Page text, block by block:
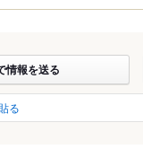
情報を送る
る